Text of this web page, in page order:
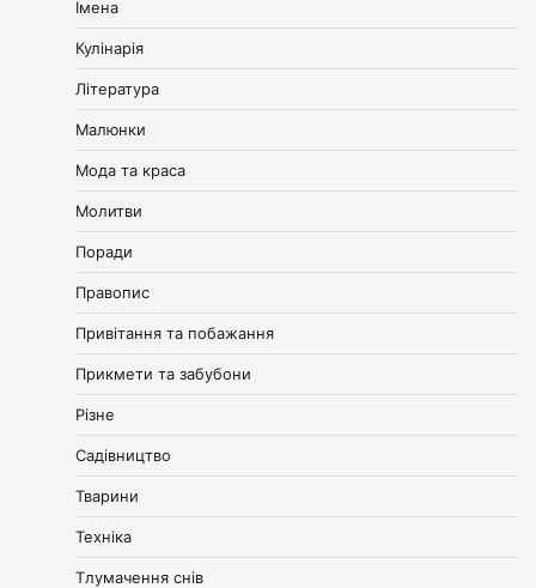
Імена
Кулінарія
Література
Малюнки
Мода та краса
Молитви
Поради
Правопис
Привітання та побажання
Прикмети та забубони
Різне
Садівництво
Тварини
Техніка
Тлумачення снів